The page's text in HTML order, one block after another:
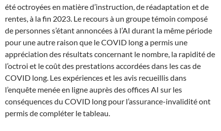
été octroyées en matière d’instruction, de réadaptation et de
rentes, à la fin 2023. Le recours à un groupe témoin composé
de personnes s’étant annoncées à l’AI durant la même période
pour une autre raison que le COVID long a permis une
appréciation des résultats concernant le nombre, la rapidité de
l’octroi et le coût des prestations accordées dans les cas de
COVID long. Les expériences et les avis recueillis dans
l’enquête menée en ligne auprès des offices AI sur les
conséquences du COVID long pour l’assurance-invalidité ont
permis de compléter le tableau.